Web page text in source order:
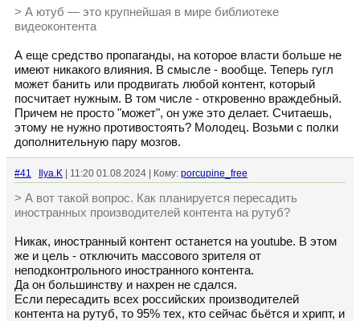
> А ютуб — это крупнейшая в мире библиотеке
видеоконтента
А еще средство пропаганды, на которое власти больше не
имеют никакого влияния. В смысле - вообще. Теперь гугл
может банить или продвигать любой контент, который
посчитает нужным. В том числе - откровенно враждебный.
Причем не просто "может", он уже это делает. Считаешь,
этому не нужно противостоять? Молодец. Возьми с полки
дополнительную пару мозгов.
#41 Ilya.K | 11:20 01.08.2024 | Кому: porcupine_free
> А вот такой вопрос. Как планируется пересадить
иностранных производителей контента на рутуб?
Никак, иностранный контент останется на youtube. В этом
же и цель - отключить массового зрителя от
неподконтрольного иностранного контента.
Да он большинству и нахрен не сдался.
Если пересадить всех российских производителей
контента на рутуб, то 95% тех, кто сейчас бьётся и хрипт, и